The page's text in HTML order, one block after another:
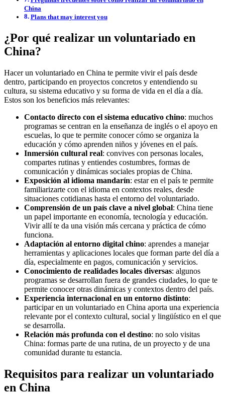
China
Plans that may interest you
¿Por qué realizar un voluntariado en
China?
Hacer un voluntariado en China te permite vivir el país desde
dentro, participando en proyectos concretos y entendiendo su
cultura, su sistema educativo y su forma de vida en el día a día.
Estos son los beneficios más relevantes:
Contacto directo con el sistema educativo chino: muchos
programas se centran en la enseñanza de inglés o el apoyo en
escuelas, lo que te permite conocer cómo se organiza la
educación y cómo aprenden niños y jóvenes en el país.
Inmersión cultural real: convives con personas locales,
compartes rutinas y entiendes costumbres, formas de
comunicación y dinámicas sociales propias de China.
Exposición al idioma mandarín: estar en el país te permite
familiarizarte con el idioma en contextos reales, desde
situaciones cotidianas hasta el entorno del voluntariado.
Comprensión de un país clave a nivel global: China tiene
un papel importante en economía, tecnología y educación.
Vivir allí te da una visión más cercana y práctica de cómo
funciona.
Adaptación al entorno digital chino: aprendes a manejar
herramientas y aplicaciones locales que forman parte del día a
día, especialmente en pagos, comunicación y servicios.
Conocimiento de realidades locales diversas: algunos
programas se desarrollan fuera de grandes ciudades, lo que te
permite conocer otras dinámicas y contextos dentro del país.
Experiencia internacional en un entorno distinto:
participar en un voluntariado en China aporta una experiencia
relevante por el contexto cultural, social y lingüístico en el que
se desarrolla.
Relación más profunda con el destino: no solo visitas
China: formas parte de una rutina, de un proyecto y de una
comunidad durante tu estancia.
Requisitos para realizar un voluntariado
en China